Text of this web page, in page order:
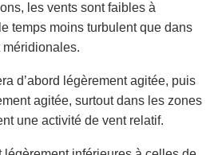
les vents sont faibles à
temps moins turbulent que dans
méridionales.
d’abord légèrement agitée, puis
agitée, surtout dans les zones
une activité de vent relatif.